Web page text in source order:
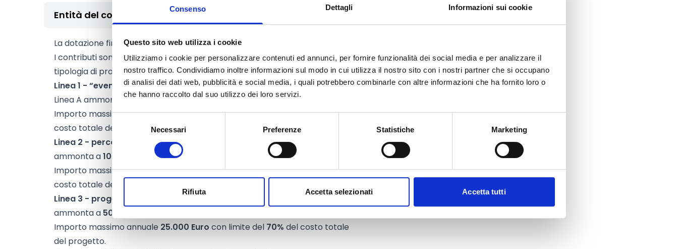
Consenso Dettagli Informazioni sui cookie
Questo sito web utilizza i cookie
Utilizziamo i cookie per personalizzare contenuti ed annunci, per fornire funzionalità dei social media e per analizzare il
nostro traffico. Condividiamo inoltre informazioni sul modo in cui utilizza il nostro sito con i nostri partner che si occupano
di analisi dei dati web, pubblicità e social media, i quali potrebbero combinarle con altre informazioni che ha fornito loro o
che hanno raccolto dal suo utilizzo dei loro servizi.
del
consenso
Necessari Preferenze Statistiche Marketing
Rifiuta Accetta selezionati Accetta tutti
Entità del contributo
La dotazione finanziaria complessiva ammonta a
I contributi sono determinati come indicato di seguito a seconda della
tipologia di progetto:
Linea 1 - “eventi e manifestazioni culturali”.Il budget complessivo per la
Linea A ammonta a280.000 Euro.
Importo massimo del contributo pari a12.000 Eurocon limite del65%del
costo totale del progetto.
Linea 2 - percorsi e laboratori culturali.
Il budget complessivo per la Linea
ammonta a100.000 Euro.
Importo massimo del contributo pari a15.000 Eurocon limite del65%del
costo totale del progetto.
Linea 3 - progetti di sviluppo triennale.
ammonta a 50.000 Euro.
Importo massimo annuale 25.000 Euro con limite del 70% del costo totale
del progetto.